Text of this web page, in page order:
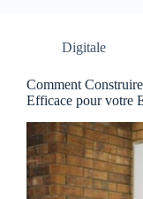
Digitale
Comment
Efficace pour votre